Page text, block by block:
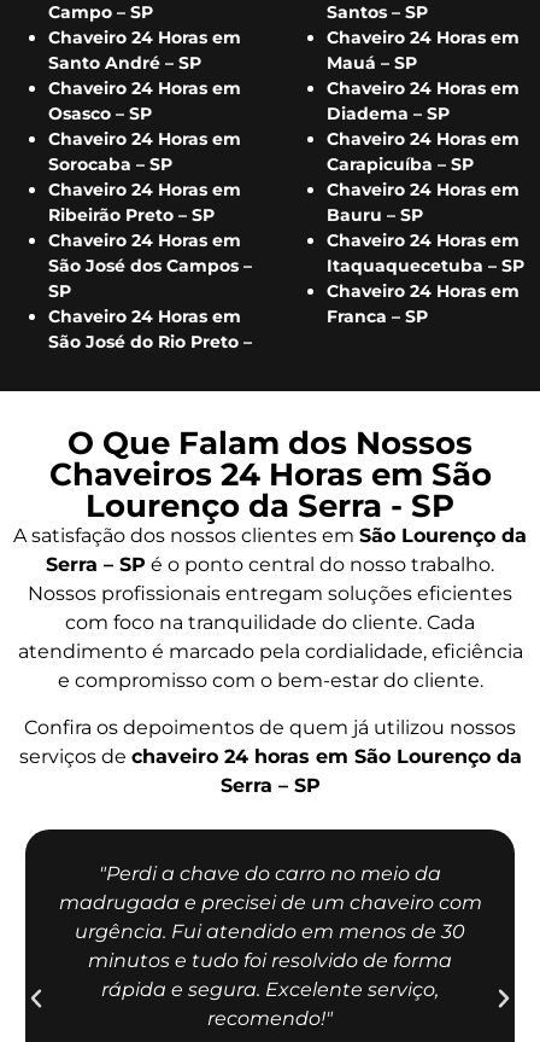
Campo – SP
Chaveiro 24 Horas em
Santo André – SP
Chaveiro 24 Horas em
Osasco – SP
Chaveiro 24 Horas em
Sorocaba – SP
Chaveiro 24 Horas em
Ribeirão Preto – SP
Chaveiro 24 Horas em
São José dos Campos –
SP
Chaveiro 24 Horas em
São José do Rio Preto –
Santos – SP
Chaveiro 24 Horas em
Mauá – SP
Chaveiro 24 Horas em
Diadema – SP
Chaveiro 24 Horas em
Carapicuíba – SP
Chaveiro 24 Horas em
Bauru – SP
Chaveiro 24 Horas em
Itaquaquecetuba – SP
Chaveiro 24 Horas em
Franca – SP
O Que Falam dos Nossos
Chaveiros 24 Horas em São
Lourenço da Serra - SP
A satisfação dos nossos clientes em São Lourenço da
Serra – SP é o ponto central do nosso trabalho.
Nossos profissionais entregam soluções eficientes
com foco na tranquilidade do cliente. Cada
atendimento é marcado pela cordialidade, eficiência
e compromisso com o bem-estar do cliente.
Confira os depoimentos de quem já utilizou nossos
serviços de chaveiro 24 horas em São Lourenço da
Serra – SP
"Perdi a chave do carro no meio da
madrugada e precisei de um chaveiro com
urgência. Fui atendido em menos de 30
minutos e tudo foi resolvido de forma
rápida e segura. Excelente serviço,
recomendo!"